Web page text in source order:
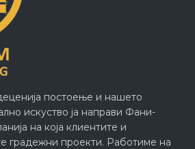
постоење и нашето
искуство ја направи Фани-
на која клиентите и
градежни проекти. Работиме на